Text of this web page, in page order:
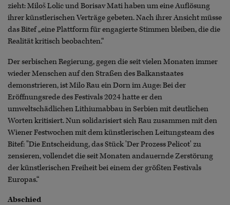
zieht: Miloš Lolic und Borisav Mati haben um eine Auflösung
ihrer künstlerischen Verträge gebeten. Nach ihrer Ansicht müsse
das Bitef „eine Plattform für engagierte Stimmen bleiben, die die
Realität kritisch beobachten.“
Der serbischen Regierung, gegen die seit vielen Monaten immer
wieder Menschen auf den Straßen des Balkanstaates
demonstrieren, ist Milo Rau ein Dorn im Auge: Bei der
Eröffnungsrede des Festivals 2024 hatte er den
umweltschädlichen Lithiumabbau in Serbien mit deutlichen
Worten kritisiert. Nun solidarisiert sich Rau zusammen mit den
Wiener Festwochen mit dem künstlerischen Leitungsteam des
Bitef: "Die Entscheidung, das Stück 'Der Prozess Pelicot' zu
zensieren, vollendet die seit Monaten andauernde Zerstörung
der künstlerischen Freiheit bei einem der größten Festivals
Europas.“
Abschied